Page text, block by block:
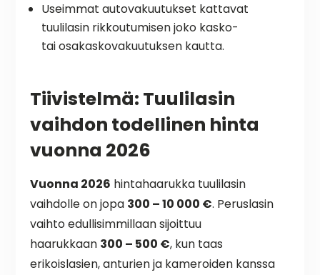
Useimmat autovakuutukset kattavat
tuulilasin rikkoutumisen joko kasko-
tai osakaskovakuutuksen kautta.
Tiivistelmä: Tuulilasin
vaihdon todellinen hinta
vuonna 2026
Vuonna 2026 hintahaarukka tuulilasin
vaihdolle on jopa 300 – 10 000 €. Peruslasin
vaihto edullisimmillaan sijoittuu
haarukkaan 300 – 500 €, kun taas
erikoislasien, anturien ja kameroiden kanssa